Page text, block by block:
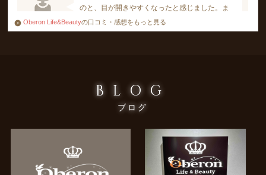
Oberon Life&Beautyの口コミ・感想をもっと見る
BLOG
ブログ